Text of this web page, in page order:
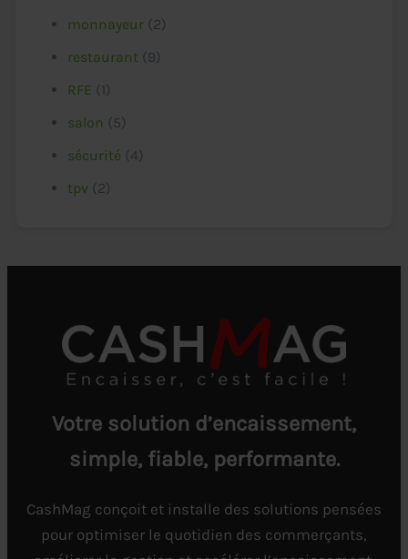
monnayeur (2)
restaurant (9)
RFE (1)
salon (5)
sécurité (4)
tpv (2)
Votre solution d’encaissement,
simple, fiable, performante.
CashMag conçoit et installe des solutions pensées
pour optimiser le quotidien des commerçants,